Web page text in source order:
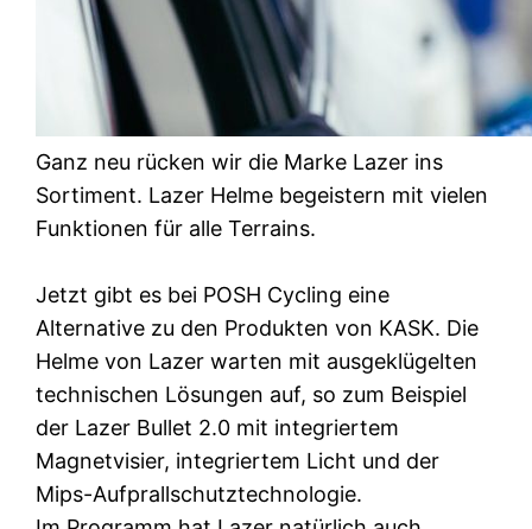
Ganz neu rücken wir die Marke Lazer ins
Sortiment. Lazer Helme begeistern mit vielen
Funktionen für alle Terrains.
Jetzt gibt es bei POSH Cycling eine
Alternative zu den Produkten von KASK. Die
Helme von Lazer warten mit ausgeklügelten
technischen Lösungen auf, so zum Beispiel
der Lazer Bullet 2.0 mit integriertem
Magnetvisier, integriertem Licht und der
Mips-Aufprallschutztechnologie.